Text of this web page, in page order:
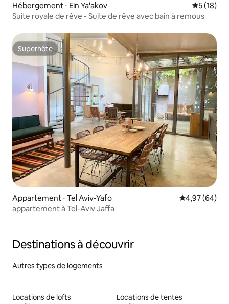
Hébergement ⋅ Ein Ya'akov
5 (18)
Suite royale de rêve - Suite de rêve avec bain à remous
Superhôte
Superhôte
Appartement ⋅ Tel Aviv-Yafo Évaluation
4,97 (64)
appartement à Tel-Aviv Jaffa
Destinations à découvrir
Autres types de logements
Locations de lofts
Locations de tentes